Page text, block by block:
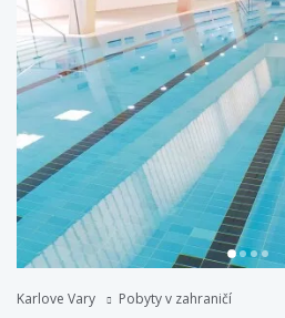
Karlove Vary Pobyty v zahraničí